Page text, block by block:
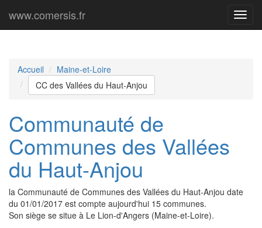
Menu
www.comersis.fr
Accueil
Maine-et-Loire
CC des Vallées du Haut-Anjou
Communauté de
Communes des Vallées
du Haut-Anjou
la Communauté de Communes des Vallées du Haut-Anjou date
du 01/01/2017 est compte aujourd'hui 15 communes.
Son siège se situe à Le Lion-d'Angers (Maine-et-Loire).